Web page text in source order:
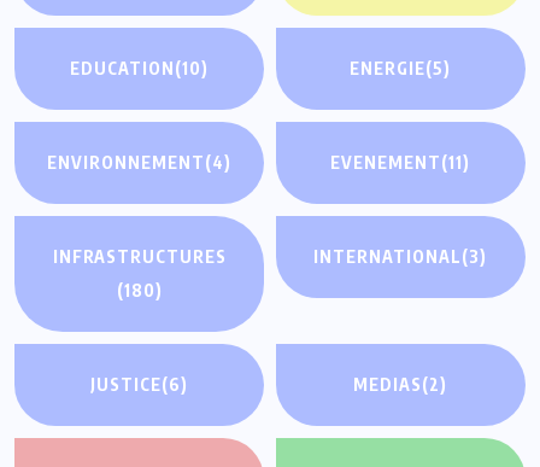
EDUCATION(10) ENERGIE(5)
ENVIRONNEMENT(4) EVENEMENT(11)
INFRASTRUCTURES
(180)
INTERNATIONAL(3)
JUSTICE(6) MEDIAS(2)